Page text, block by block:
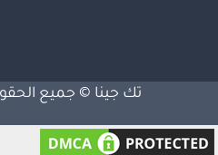
تك جينا © جميع